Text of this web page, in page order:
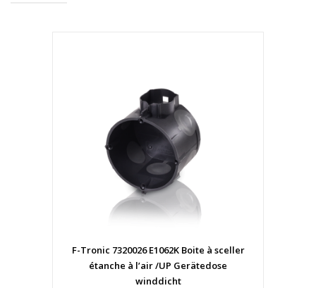
F-Tronic 7320026 E1062K Boite à sceller
étanche à l’air /UP Gerätedose
winddicht